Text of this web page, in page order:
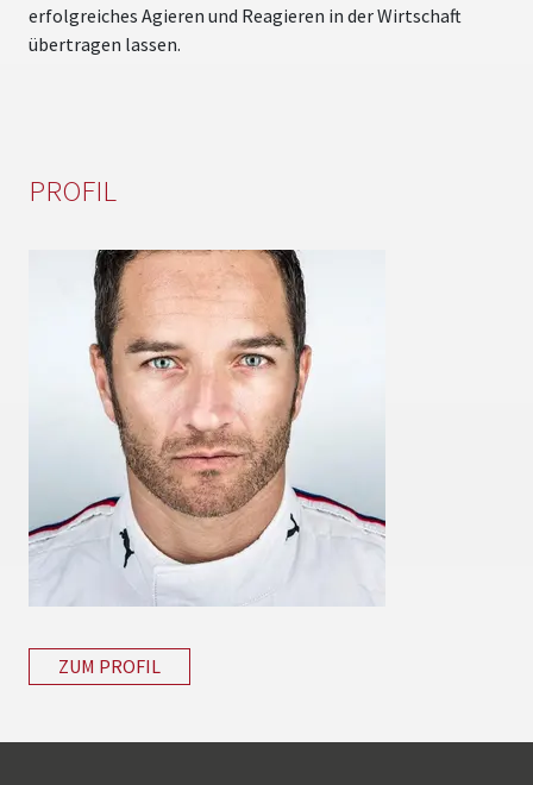
erfolgreiches Agieren und Reagieren in der Wirtschaft
übertragen lassen.
PROFIL
ZUM PROFIL